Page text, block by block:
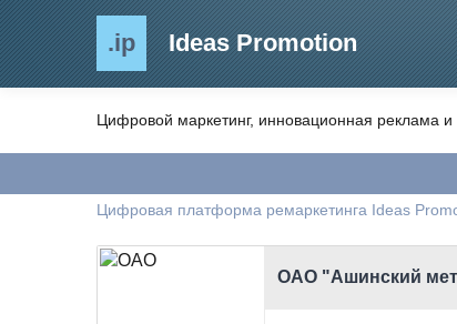
.ip Ideas Promotion
Цифровой маркетинг, инновационная реклама
Цифровая платформа ремаркетинга Ideas
ОАО "Ашинский